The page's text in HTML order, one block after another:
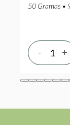
50 Gramas •
+
-